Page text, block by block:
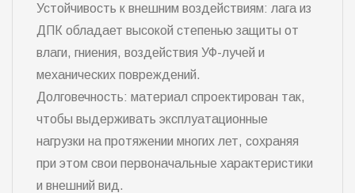
Устойчивость к внешним воздействиям: лага из
ДПК обладает высокой степенью защиты от
влаги, гниения, воздействия УФ-лучей и
механических повреждений.
Долговечность: материал спроектирован так,
чтобы выдерживать эксплуатационные
нагрузки на протяжении многих лет, сохраняя
при этом свои первоначальные характеристики
и внешний вид.